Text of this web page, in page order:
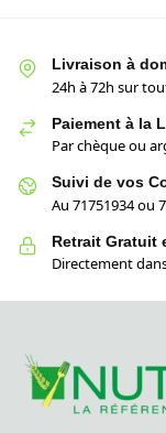
Livraison à
24h à 72h sur
Paiement à la
Par chèque ou
Suivi de vos
Au 71751934 ou
Retrait Gratuit
Directement